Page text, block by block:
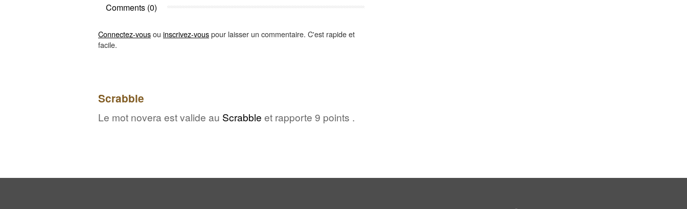
Comments (0)
Connectez-vousou inscrivez-vouspour laisser un commentaire. C'est rapide et
facile.
Scrabble
Le mot novera est valide au Scrabble et rapporte 9 points .